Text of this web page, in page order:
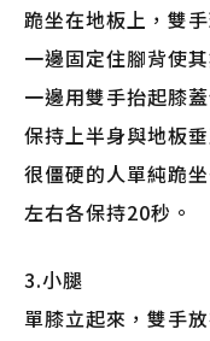
跪坐在地板上，雙
一邊固定住腳背使
一邊用雙手抬起膝
保持上半身與地板垂
很僵硬的人單純跪
左右各保持20秒。
3.小腿
單膝立起來，雙手